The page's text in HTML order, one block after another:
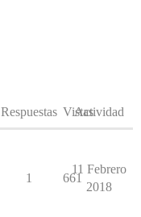
Respuestas Vistas
Actividad
1 661
11 Febrero
2018